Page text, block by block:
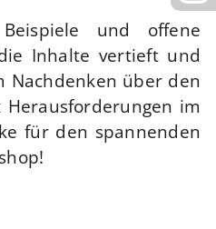
und offene
Inhalte vertieft und
Nachdenken über den
im
für den spannenden